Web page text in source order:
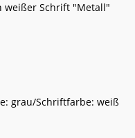
weißer Schrift "Metall"
grau/Schriftfarbe: weiß